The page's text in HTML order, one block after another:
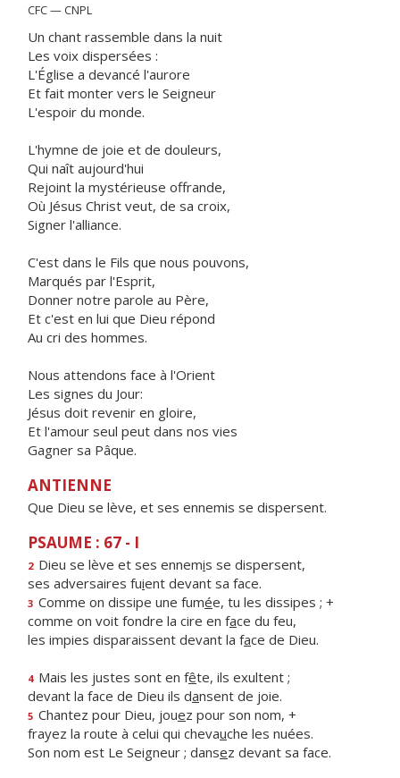
CFC — CNPL
Un chant rassemble dans la nuit
Les voix dispersées :
L'Église a devancé l'aurore
Et fait monter vers le Seigneur
L'espoir du monde.
L'hymne de joie et de douleurs,
Qui naît aujourd'hui
Rejoint la mystérieuse offrande,
Où Jésus Christ veut, de sa croix,
Signer l'alliance.
C'est dans le Fils que nous pouvons,
Marqués par l'Esprit,
Donner notre parole au Père,
Et c'est en lui que Dieu répond
Au cri des hommes.
Nous attendons face à l'Orient
Les signes du Jour:
Jésus doit revenir en gloire,
Et l'amour seul peut dans nos vies
Gagner sa Pâque.
ANTIENNE
Que Dieu se lève, et ses ennemis se dispersent.
PSAUME : 67 - I
2 Dieu se lève et ses ennemis se dispersent,
ses adversaires fuient devant sa face.
3 Comme on dissipe une fumée, tu les dissipes ; +
comme on voit fondre la cire en face du feu,
les impies disparaissent devant la face de Dieu.
4 Mais les justes sont en fête, ils exultent ;
devant la face de Dieu ils dansent de joie.
5 Chantez pour Dieu, jouez pour son nom, +
frayez la route à celui qui chevauche les nuées.
Son nom est Le Seigneur ; dansez devant sa face.